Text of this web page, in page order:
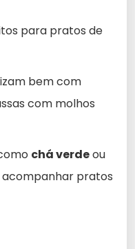
para pratos de
bem com
com molhos
chá verdeou
pratos